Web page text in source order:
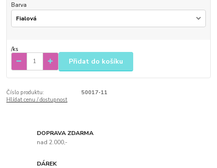
Barva
/ks
Přidat do košíku
Číslo produktu:
50017-11
Hlídat cenu / dostupnost
DOPRAVA ZDARMA
nad 2.000,-
DÁREK